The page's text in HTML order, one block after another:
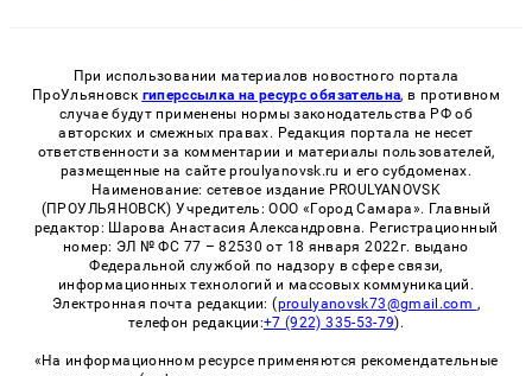
При использовании материалов новостного портала
ПроУльяновск гиперссылка на ресурс обязательна, в противном
случае будут применены нормы законодательства РФ об
авторских и смежных правах. Редакция портала не несет
ответственности за комментарии и материалы пользователей,
размещенные на сайте proulyanovsk.ru и его субдоменах.
Наименование: сетевое издание PROULYANOVSK
(ПРОУЛЬЯНОВСК) Учредитель: ООО «Город Самара». Главный
редактор: Шарова Анастасия Александровна. Регистрационный
номер: ЭЛ № ФС 77 – 82530 от 18 января 2022г. выдано
Федеральной службой по надзору в сфере связи,
информационных технологий и массовых коммуникаций.
Электронная почта редакции: (proulyanovsk73@gmail.com ,
телефон редакции:+7 (922) 335-53-79).
«На информационном ресурсе применяются рекомендательные